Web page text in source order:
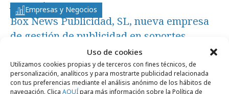
Uso de cookies
Utilizamos cookies propias y de terceros con fines técnicos, de
personalización, analíticos y para mostrarte publicidad relacionada
con tus preferencias mediante el análisis anónimo de los hábitos de
navegación. Clica AQUÍpara más información sobre la Política de
Empresas y Negocios
jueves, 15 de enero 2009
Box News Publicidad, SL, nueva empresa
de gestión de publicidad en soportes
impresos y online
Empresas y Negocios
jueves, 15 de enero 2009